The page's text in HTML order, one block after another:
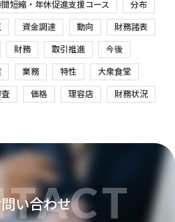
短縮・年休促進支援コース 分布
資金調達 動向 財務諸表
財務 取引推進 今後
業務 特性 大衆食堂
価格 理容店 財務状況
い合わせ